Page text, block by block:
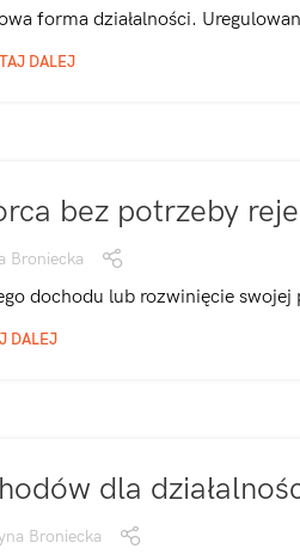
forma działalności.
DALEJ
bez potrzeby
Broniecka
dochodu lub rozwinięcie
DALEJ
dla
Broniecka